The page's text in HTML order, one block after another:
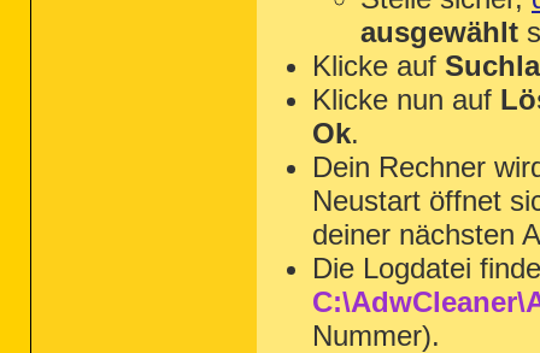
ausgewählt
Klicke auf
Klicke nun auf
Ok.
Dein Rechner
Neustart öffnet
deiner nächsten
Die Logdatei
Nummer).